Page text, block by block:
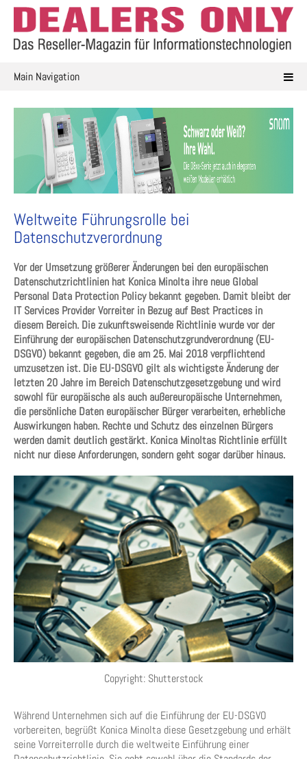
Skip
content
Main Navigation
Weltweite Führungsrolle bei
Datenschutzverordnung
Vor der Umsetzung größerer Änderungen bei den europäischen
Datenschutzrichtlinien hat Konica Minolta ihre neue Global
Personal Data Protection Policy bekannt gegeben. Damit bleibt der
IT Services Provider Vorreiter in Bezug auf Best Practices in
diesem Bereich. Die zukunftsweisende Richtlinie wurde vor der
Einführung der europäischen Datenschutzgrundverordnung (EU-
DSGVO) bekannt gegeben, die am 25. Mai 2018 verpflichtend
umzusetzen ist. Die EU-DSGVO gilt als wichtigste Änderung der
letzten 20 Jahre im Bereich Datenschutzgesetzgebung und wird
sowohl für europäische als auch außereuropäische Unternehmen,
die persönliche Daten europäischer Bürger verarbeiten, erhebliche
Auswirkungen haben. Rechte und Schutz des einzelnen Bürgers
werden damit deutlich gestärkt. Konica Minoltas Richtlinie erfüllt
nicht nur diese Anforderungen, sondern geht sogar darüber hinaus.
Copyright: Shutterstock
Während Unternehmen sich auf die Einführung der EU-DSGVO
vorbereiten, begrüßt Konica Minolta diese Gesetzgebung und erhält
seine Vorreiterrolle durch die weltweite Einführung einer